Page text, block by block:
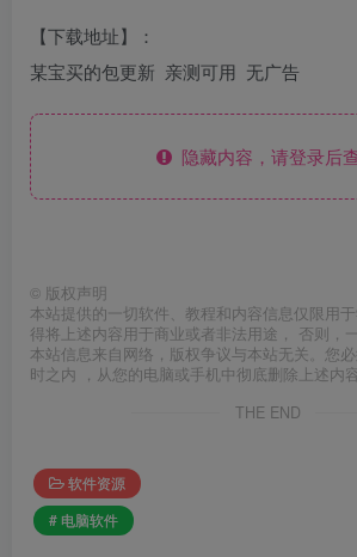
【下载地址】：
某宝买的包更新 亲测可用 无广告
隐藏内容，请登录后
© 版权声明
本站提供的一切软件、教程和内容信息仅限用
得将上述内容用于商业或者非法用途， 否则，
本站信息来自网络，版权争议与本站无关。您
时之内 ，从您的电脑或手机中彻底删除上述内容
THE END
软件资源
# 电脑软件